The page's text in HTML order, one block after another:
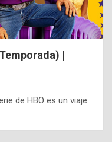
|
de HBO es un viaje